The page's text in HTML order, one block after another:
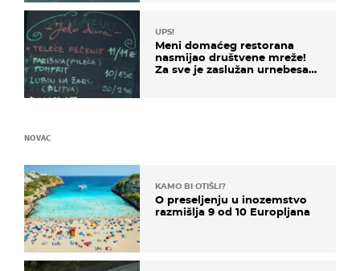
UPS!
Meni domaćeg restorana
nasmijao društvene mreže!
Za sve je zaslužan urnebesan
NOVAC
KAMO BI OTIŠLI?
O preseljenju u inozemstvo
razmišlja 9 od 10 Europljana